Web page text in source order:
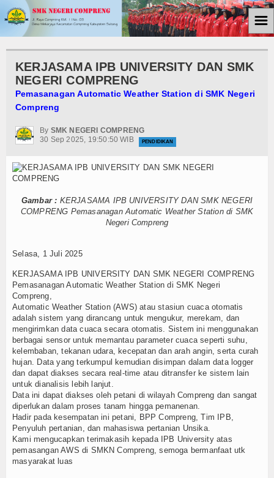
Home
Berita
Kemiskinan
Tutorial
Politik
Ham
Teknologi
Koleksi Video
Album Foto
E-Learning
Agenda
Data Alumni
Lainnya
Kesehatan
☰
KERJASAMA IPB UNIVERSITY DAN SMK
NEGERI COMPRENG
Pemasanagan Automatic Weather Station di SMK Negeri
Compreng
By SMK NEGERI COMPRENG
30 Sep 2025, 19:50:50 WIB
PENDIDIKAN
Gambar : KERJASAMA IPB UNIVERSITY DAN SMK NEGERI
COMPRENG Pemasanagan Automatic Weather Station di SMK
Negeri Compreng
Selasa, 1 Juli 2025
KERJASAMA IPB UNIVERSITY DAN SMK NEGERI COMPRENG
Pemasanagan Automatic Weather Station di SMK Negeri
Compreng,
Automatic Weather Station (AWS) atau stasiun cuaca otomatis
adalah sistem yang dirancang untuk mengukur, merekam, dan
mengirimkan data cuaca secara otomatis. Sistem ini menggunakan
berbagai sensor untuk memantau parameter cuaca seperti suhu,
kelembaban, tekanan udara, kecepatan dan arah angin, serta curah
hujan. Data yang terkumpul kemudian disimpan dalam data logger
dan dapat diakses secara real-time atau ditransfer ke sistem lain
untuk dianalisis lebih lanjut.
Data ini dapat diakses oleh petani di wilayah Compreng dan sangat
diperlukan dalam proses tanam hingga pemanenan.
Hadir pada kesempatan ini petani, BPP Compreng, Tim IPB,
Penyuluh pertanian, dan mahasiswa pertanian Unsika.
Kami mengucapkan terimakasih kepada IPB University atas
pemasangan AWS di SMKN Compreng, semoga bermanfaat utk
masyarakat luas